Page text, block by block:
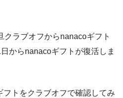
クラブオフからnanacoギフト
からnanacoギフトが復活しま
トをクラブオフで確認してみ